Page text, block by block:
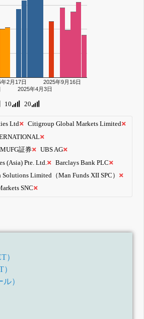
2月17日
2025年4月3日
2025年9月16日
10 20
Ltd
Citigroup Global Markets Limited
証券
UBS AG
(Asia) Pte. Ltd.
Barclays Bank PLC
Solutions Limited（Man Funds XII SPC）
SNC
）
）